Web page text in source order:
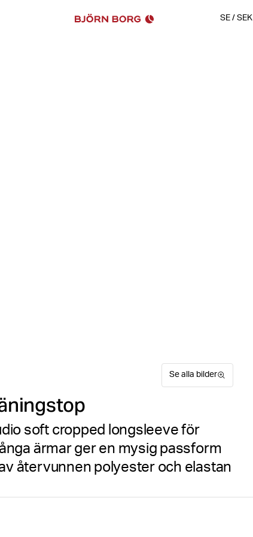
SE / SEK
Se alla bilder
soft cropped longsleeve för
ärmar ger en mysig passform
återvunnen polyester och elastan